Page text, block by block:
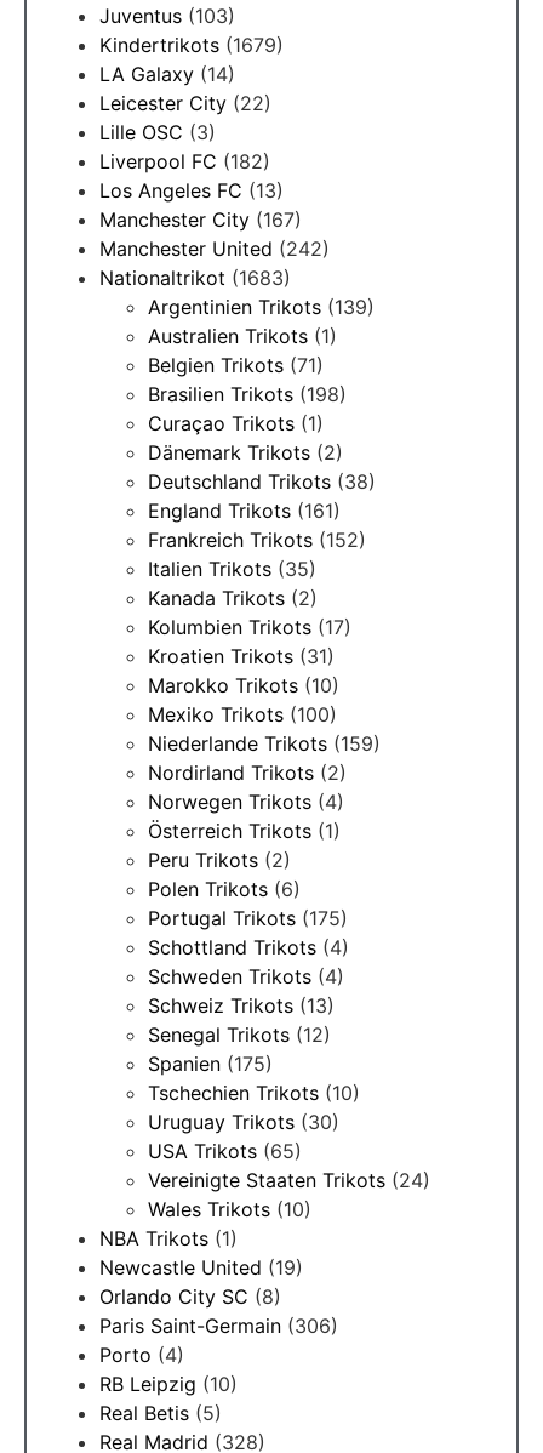
Juventus (103)
Kindertrikots (1679)
LA Galaxy (14)
Leicester City (22)
Lille OSC (3)
Liverpool FC (182)
Los Angeles FC (13)
Manchester City (167)
Manchester United (242)
Nationaltrikot (1683)
Argentinien Trikots (139)
Australien Trikots (1)
Belgien Trikots (71)
Brasilien Trikots (198)
Curaçao Trikots (1)
Dänemark Trikots (2)
Deutschland Trikots (38)
England Trikots (161)
Frankreich Trikots (152)
Italien Trikots (35)
Kanada Trikots (2)
Kolumbien Trikots (17)
Kroatien Trikots (31)
Marokko Trikots (10)
Mexiko Trikots (100)
Niederlande Trikots (159)
Nordirland Trikots (2)
Norwegen Trikots (4)
Österreich Trikots (1)
Peru Trikots (2)
Polen Trikots (6)
Portugal Trikots (175)
Schottland Trikots (4)
Schweden Trikots (4)
Schweiz Trikots (13)
Senegal Trikots (12)
Spanien (175)
Tschechien Trikots (10)
Uruguay Trikots (30)
USA Trikots (65)
Vereinigte Staaten Trikots (24)
Wales Trikots (10)
NBA Trikots (1)
Newcastle United (19)
Orlando City SC (8)
Paris Saint-Germain (306)
Porto (4)
RB Leipzig (10)
Real Betis (5)
Real Madrid (328)